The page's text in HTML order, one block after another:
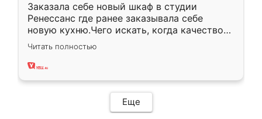
Заказала себе новый шкаф в студии
Ренессанс где ранее заказывала себе
новую кухню.Чего искать, когда качеством
вполне довольна. Служит кухня уже почти
два года, нареканий нет.
Читать полностью
Еще